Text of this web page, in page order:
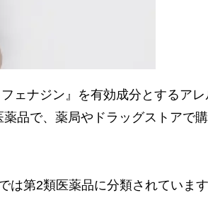
ェナジン』を有効成分とするアレ
品で、薬局やドラッグストアで
第2類医薬品に分類されています